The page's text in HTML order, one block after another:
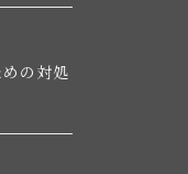
の対処